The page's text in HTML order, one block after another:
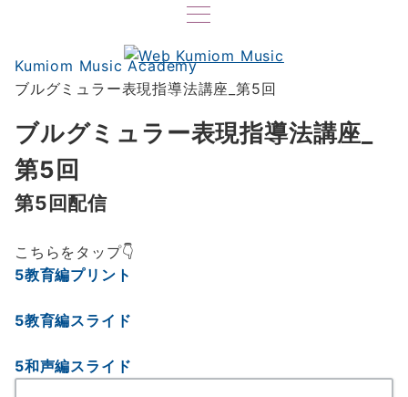
Kumiom Music Academy
ブルグミュラー表現指導法講座_第5回
ブルグミュラー表現指導法講座_
第5回
第5回配信
こちらをタップ👇
5教育編プリント
5教育編スライド
5和声編スライド